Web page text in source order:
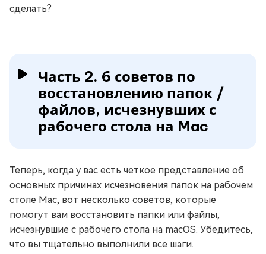
сделать?
Часть 2. 6 советов по
восстановлению папок /
файлов, исчезнувших с
рабочего стола на Mac
Теперь, когда у вас есть четкое представление об
основных причинах исчезновения папок на рабочем
столе Mac, вот несколько советов, которые
помогут вам восстановить папки или файлы,
исчезнувшие с рабочего стола на macOS. Убедитесь,
что вы тщательно выполнили все шаги.